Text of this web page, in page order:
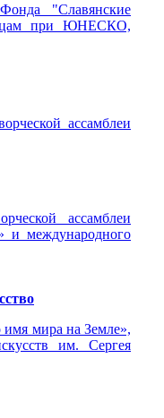
"Славянские
при ЮНЕСКО,
ассамблеи
ассамблеи
и международного
имя мира на Земле»,
им. Сергея